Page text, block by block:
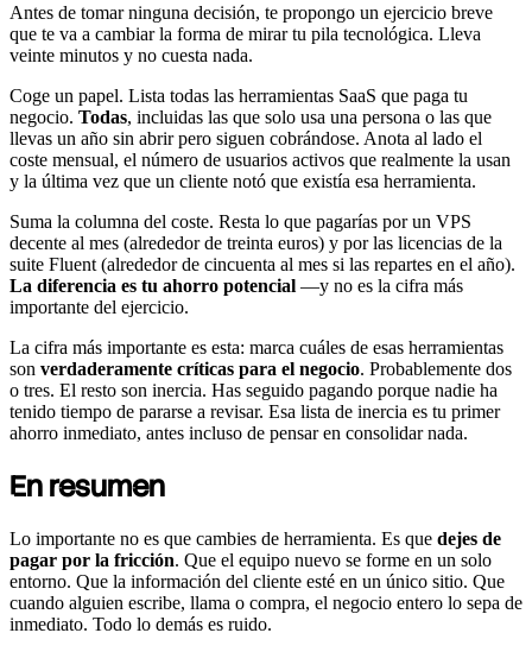
Antes de tomar ninguna decisión, te propongo un ejercicio breve
que te va a cambiar la forma de mirar tu pila tecnológica. Lleva
veinte minutos y no cuesta nada.
Coge un papel. Lista todas las herramientas SaaS que paga tu
negocio. Todas, incluidas las que solo usa una persona o las que
llevas un año sin abrir pero siguen cobrándose. Anota al lado el
coste mensual, el número de usuarios activos que realmente la usan
y la última vez que un cliente notó que existía esa herramienta.
Suma la columna del coste. Resta lo que pagarías por un VPS
decente al mes (alrededor de treinta euros) y por las licencias de la
suite Fluent (alrededor de cincuenta al mes si las repartes en el año).
La diferencia es tu ahorro potencial —y no es la cifra más
importante del ejercicio.
La cifra más importante es esta: marca cuáles de esas herramientas
son verdaderamente críticas para el negocio. Probablemente dos
o tres. El resto son inercia. Has seguido pagando porque nadie ha
tenido tiempo de pararse a revisar. Esa lista de inercia es tu primer
ahorro inmediato, antes incluso de pensar en consolidar nada.
En resumen
Lo importante no es que cambies de herramienta. Es que dejes de
pagar por la fricción. Que el equipo nuevo se forme en un solo
entorno. Que la información del cliente esté en un único sitio. Que
cuando alguien escribe, llama o compra, el negocio entero lo sepa de
inmediato. Todo lo demás es ruido.